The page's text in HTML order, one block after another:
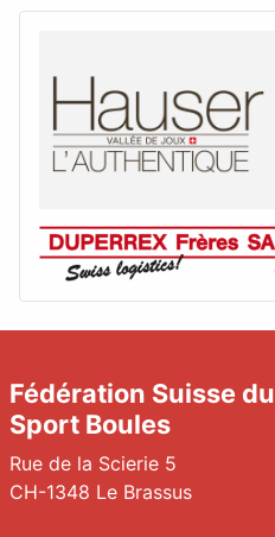
Fédération Suisse du
Sport Boules
Rue de la Scierie 5
CH-1348 Le Brassus